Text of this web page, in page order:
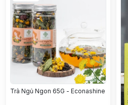
Trà Ngủ Ngon 65G - Econashine